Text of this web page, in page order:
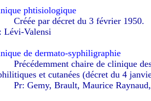
phtisiologique
Créée par décret du 3 février 1950.
Lévi-Valensi
de dermato-syphiligraphie
Précédemment chaire de clinique
et cutanées (décret du 4
Pr: Gemy, Brault, Maurice